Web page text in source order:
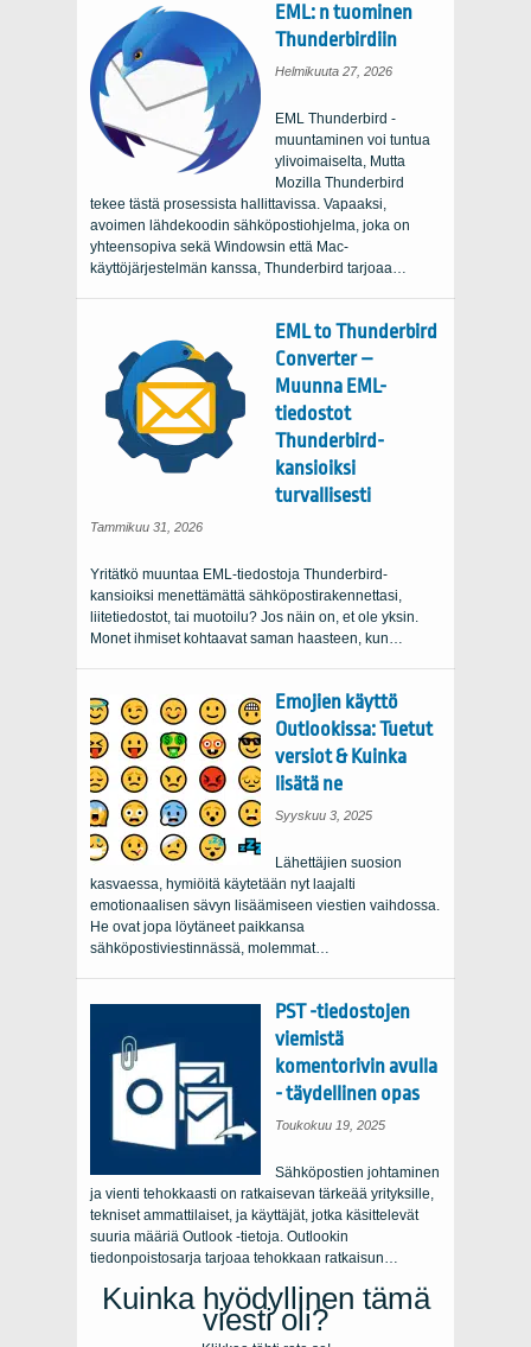
EML: n tuominen
Thunderbirdiin
Helmikuuta 27, 2026
EML Thunderbird -
muuntaminen voi tuntua
ylivoimaiselta, Mutta
Mozilla Thunderbird
tekee tästä prosessista hallittavissa. Vapaaksi,
avoimen lähdekoodin sähköpostiohjelma, joka on
yhteensopiva sekä Windowsin että Mac-
käyttöjärjestelmän kanssa, Thunderbird tarjoaa…
EML to Thunderbird
Converter –
Muunna EML-
tiedostot
Thunderbird-
kansioiksi
turvallisesti
Tammikuu 31, 2026
Yritätkö muuntaa EML-tiedostoja Thunderbird-
kansioiksi menettämättä sähköpostirakennettasi,
liitetiedostot, tai muotoilu? Jos näin on, et ole yksin.
Monet ihmiset kohtaavat saman haasteen, kun…
Emojien käyttö
Outlookissa: Tuetut
versiot & Kuinka
lisätä ne
Syyskuu 3, 2025
Lähettäjien suosion
kasvaessa, hymiöitä käytetään nyt laajalti
emotionaalisen sävyn lisäämiseen viestien vaihdossa.
He ovat jopa löytäneet paikkansa
sähköpostiviestinnässä, molemmat…
PST -tiedostojen
viemistä
komentorivin avulla
- täydellinen opas
Toukokuu 19, 2025
Sähköpostien johtaminen
ja vienti tehokkaasti on ratkaisevan tärkeää yrityksille,
tekniset ammattilaiset, ja käyttäjät, jotka käsittelevät
suuria määriä Outlook -tietoja. Outlookin
tiedonpoistosarja tarjoaa tehokkaan ratkaisun…
Kuinka hyödyllinen tämä
viesti oli?